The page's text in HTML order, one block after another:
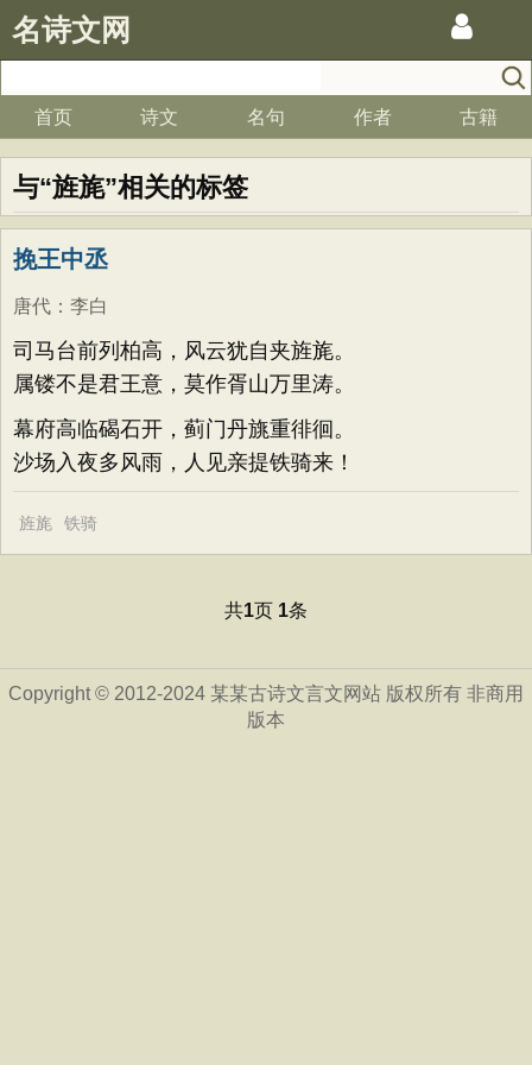
名诗文网
首页 诗文 名句 作者 古籍
与“旌旄”相关的标签
挽王中丞
唐代 ： 李白
司马台前列柏高，风云犹自夹旌旄。
属镂不是君王意，莫作胥山万里涛。
幕府高临碣石开，蓟门丹旐重徘徊。
沙场入夜多风雨，人见亲提铁骑来！
旌旄 铁骑
共1页 1条
Copyright © 2012-2024 某某古诗文言文网站 版权所有 非商用
版本